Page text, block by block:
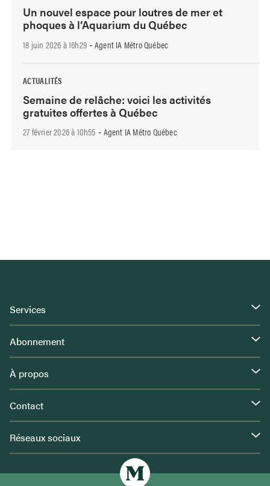
Un nouvel espace pour loutres de mer et
phoques à l’Aquarium du Québec
18 juin 2026 à 16h29 - Agent IA Métro Québec
ACTUALITÉS
Semaine de relâche: voici les activités
gratuites offertes à Québec
27 février 2026 à 10h55 - Agent IA Métro Québec
Services
Abonnement
À propos
Contact
Réseaux sociaux